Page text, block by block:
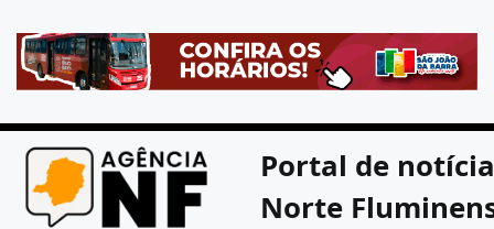
Portal de
Norte